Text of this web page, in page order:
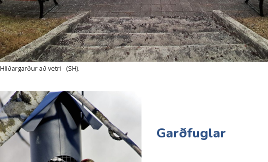
Hlíðargarður að vetri - (SH).
Garðfuglar